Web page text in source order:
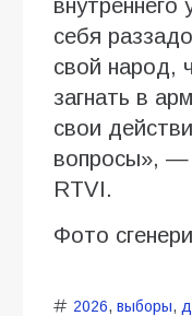
внутреннего
себя
свой народ,
загнать в
свои
вопросы», —
RTVI.
Фото
2026, выборы,